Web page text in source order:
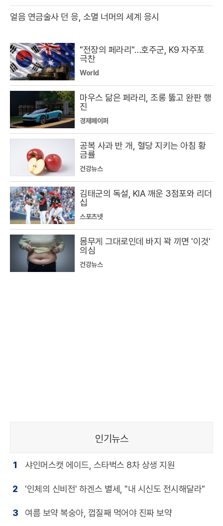
얼음 연금술사 던 응, 소멸 너머의 세계 응시
"전장의 페라리"…호주군, K9 자주포
극찬
World
마우스 닮은 페라리, 조롱 뚫고 완판 행
진
경제페이퍼
공복 사과 반 개, 혈당 지키는 아침 황
금률
건강뉴스
김태군의 독설, KIA 깨운 3점포와 리더
십
스포츠넷
몸무게 그대로인데 바지 꽉 끼면 '이것'
의심
건강뉴스
인기뉴스
1 샤인머스캣 에이드, 스타벅스 8차 상생 지원
2 '인체의 신비전' 하겐스 별세, "내 시신도 전시해달라"
3 여름 보약 복숭아, 껍질째 먹어야 진짜 보약